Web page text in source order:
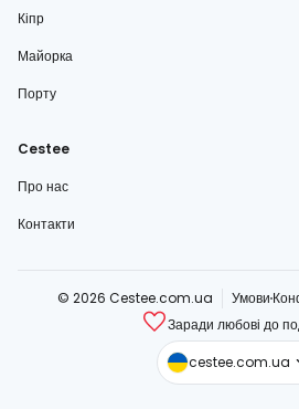
Кіпр
Майорка
Порту
Cestee
Про нас
Контакти
© 2026 Cestee.com.ua Умови
Заради любові до
cestee.com.ua
cestee.com
cestee.sk